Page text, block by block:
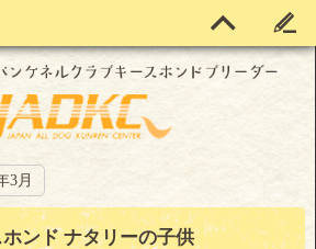
3月
ンド ナタリーの子供